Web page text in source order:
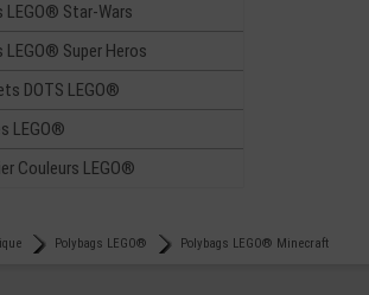
LEGO® Star-Wars
LEGO® Super Heros
DOTS LEGO®
LEGO®
Couleurs LEGO®
Polybags LEGO® Polybags LEGO® Minecraft